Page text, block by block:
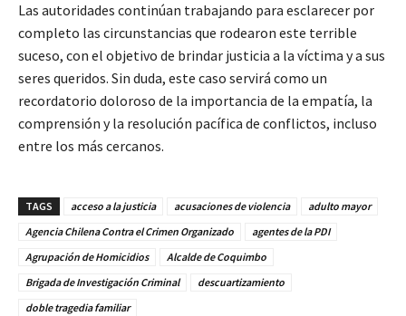
Las autoridades continúan trabajando para esclarecer por
completo las circunstancias que rodearon este terrible
suceso, con el objetivo de brindar justicia a la víctima y a sus
seres queridos. Sin duda, este caso servirá como un
recordatorio doloroso de la importancia de la empatía, la
comprensión y la resolución pacífica de conflictos, incluso
entre los más cercanos.
TAGS acceso a la justicia acusaciones de violencia
adulto mayor
Agencia Chilena Contra el Crimen Organizado
agentes de la PDI
Agrupación de Homicidios
Alcalde de Coquimbo
Brigada de Investigación Criminal
descuartizamiento
doble tragedia familiar